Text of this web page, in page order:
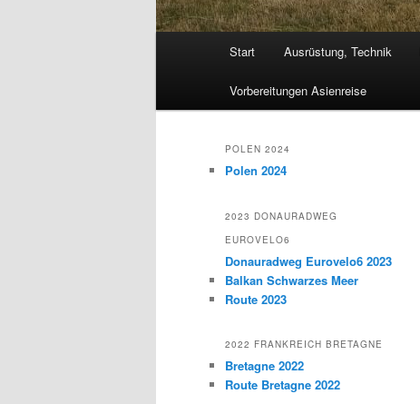
Start Ausrüstung, Technik
Vorbereitungen Asienreise
POLEN 2024
Polen 2024
2023 DONAURADWEG
EUROVELO6
Donauradweg Eurovelo6 2023
Balkan Schwarzes Meer
Route 2023
2022 FRANKREICH BRETAGNE
Bretagne 2022
Route Bretagne 2022